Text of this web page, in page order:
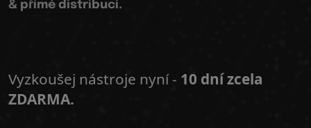
& přímé distribuci.
Vyzkoušej nástroje nyní - 10 dní zcela
ZDARMA.